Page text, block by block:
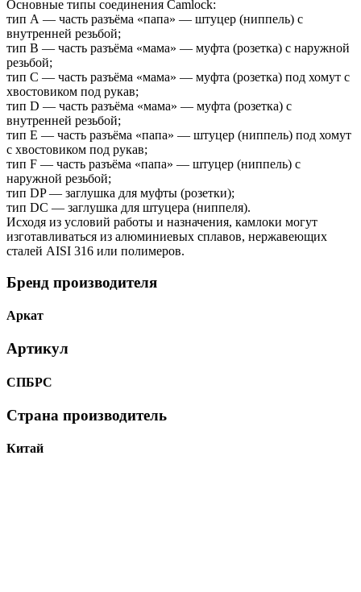
Основные типы соединения Camlock:
тип А — часть разъёма «папа» — штуцер (ниппель) с
внутренней резьбой;
тип B — часть разъёма «мама» — муфта (розетка) с наружной
резьбой;
тип С — часть разъёма «мама» — муфта (розетка) под хомут с
хвостовиком под рукав;
тип D — часть разъёма «мама» — муфта (розетка) с
внутренней резьбой;
тип Е — часть разъёма «папа» — штуцер (ниппель) под хомут
с хвостовиком под рукав;
тип F — часть разъёма «папа» — штуцер (ниппель) с
наружной резьбой;
тип DP — заглушка для муфты (розетки);
тип DC — заглушка для штуцера (ниппеля).
Исходя из условий работы и назначения, камлоки могут
изготавливаться из алюминиевых сплавов, нержавеющих
сталей AISI 316 или полимеров.
Бренд производителя
Аркат
Артикул
СПБРС
Страна производитель
Китай